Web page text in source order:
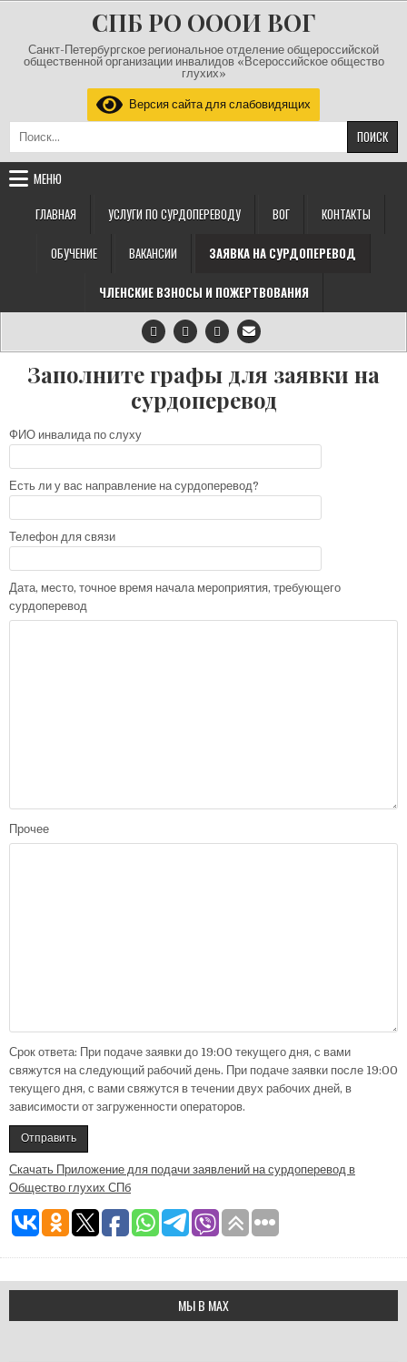
СПБ РО ОООИ ВОГ
Санкт-Петербургское региональное отделение общероссийской
общественной организации инвалидов «Всероссийское общество
глухих»
Версия сайта для слабовидящих
Найти:
МЕНЮ
ГЛАВНАЯ
УСЛУГИ ПО СУРДОПЕРЕВОДУ ВОГ КОНТАКТЫ
ОБУЧЕНИЕ ВАКАНСИИ ЗАЯВКА НА СУРДОПЕРЕВОД
ЧЛЕНСКИЕ ВЗНОСЫ И ПОЖЕРТВОВАНИЯ
Заполните графы для заявки на
сурдоперевод
ФИО инвалида по слуху
Есть ли у вас направление на сурдоперевод?
Телефон для связи
Дата, место, точное время начала мероприятия, требующего
сурдоперевод
Прочее
Срок ответа: При подаче заявки до 19:00 текущего дня, с вами
свяжутся на следующий рабочий день. При подаче заявки после 19:00
текущего дня, с вами свяжутся в течении двух рабочих дней, в
зависимости от загруженности операторов.
Скачать Приложение для подачи заявлений на сурдоперевод в
Общество глухих СПб
МЫ В МАХ